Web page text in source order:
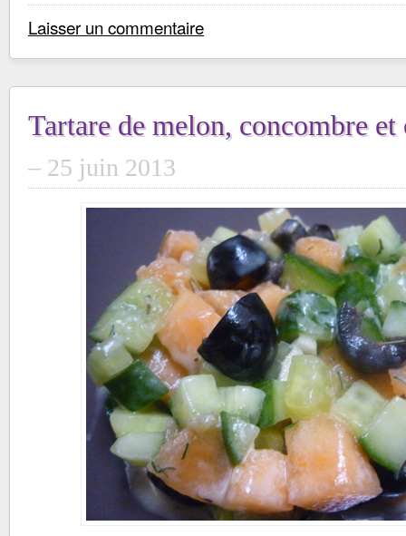
Laisser un commentaire
Tartare de melon, concombre
25 juin 2013